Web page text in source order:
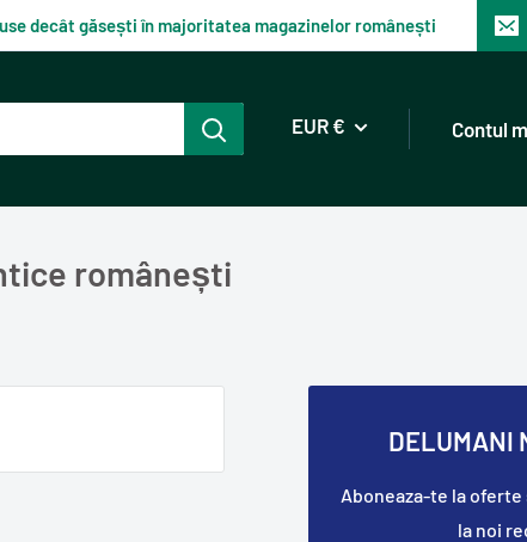
decât găsești în majoritatea magazinelor românești
EUR € Contul
românești
Aboneaza-te la
la noi